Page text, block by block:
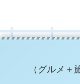
（グルメ